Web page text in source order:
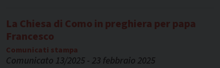
La Chiesa di Como in preghiera per papa
Francesco
Comunicati stampa
Comunicato 13/2025 - 23 febbraio 2025